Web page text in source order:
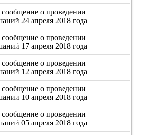
о проведении
24 апреля 2018 года
о проведении
17 апреля 2018 года
о проведении
12 апреля 2018 года
о проведении
10 апреля 2018 года
о проведении
05 апреля 2018 года